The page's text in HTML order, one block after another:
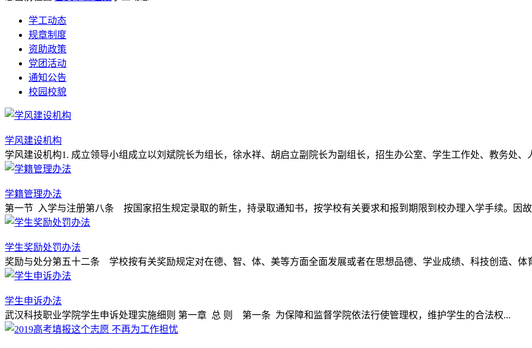
学工动态
规章制度
资助政策
党团活动
通知公告
校园校貌
学风建设机构
学风建设机构1. 成立领导小组成立以刘斌院长为组长，徐水祥、胡启立副院长为副组长，招生办公室、学生工作处、教务处、
学籍管理办法
第一节 入学与注册第八条 按国家招生规定录取的新生，持录取通知书，按学校有关要求和报到期限到校办理入学手续。因
学生奖励处罚办法
奖励与处分第五十二条 学校按有关奖励规定对在德、智、体、美等方面全面发展或者在思想品德、学业成绩、科技创造、体
学生申诉办法
武汉科技职业学院学生申诉处理实施细则 第一章 总 则 第一条 为保障和监督学院依法行使管理权，维护学生的合法权...